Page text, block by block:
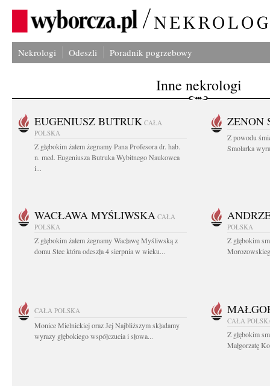
Nekrologi Odeszli Poradnik pogrzebowy
Inne nekrologi
EUGENIUSZ BUTRUK CAŁA
POLSKA
Z głębokim żalem żegnamy Pana Profesora dr. hab.
n. med. Eugeniusza Butruka Wybitnego Naukowca
i...
ZENON
Z powodu
Smolarka
WACŁAWA MYŚLIWSKA CAŁA
POLSKA
Z głębokim żalem żegnamy Wacławę Myśliwską z
domu Stec która odeszła 4 sierpnia w wieku...
POLSKA
Z głębokim
CAŁA POLSKA
Monice Mielnickiej oraz Jej Najbliższym składamy
wyrazy głębokiego współczucia i słowa...
CAŁA
Z głębokim
Małgorzatę